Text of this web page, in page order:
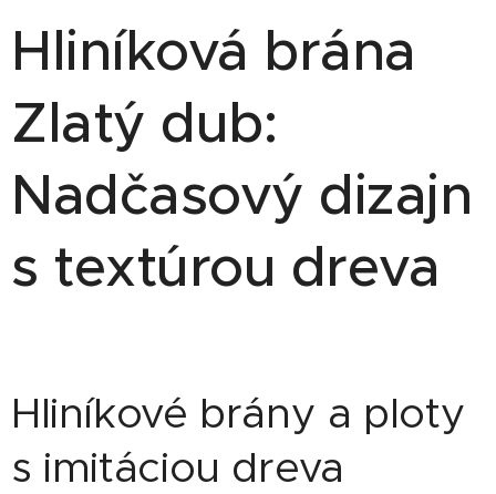
Hliníková brána
Zlatý dub:
Nadčasový dizajn
s textúrou dreva
Hliníkové brány a ploty
s imitáciou dreva